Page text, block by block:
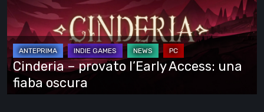
l’Early
Access:
una
fiaba
oscura
Cinderia – provato l’Early Access: una
fiaba oscura